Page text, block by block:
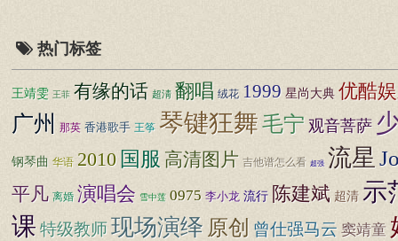
热门标签
王靖雯 王菲 有缘的话 超淸 翻唱 绒花 1999 星尚大典 优酷
广州 那英 香港歌手 王筝 琴键狂舞毛宁 观音菩萨
钢琴曲 华语 2010 国服 高清图片 吉他谱怎么看 超强 流星
平凡 离婚 演唱会 雪中莲 0975 李小龙 流行 陈建斌 超清 示
课特级教师现场演绎 原创 曾仕强马云 窦靖童